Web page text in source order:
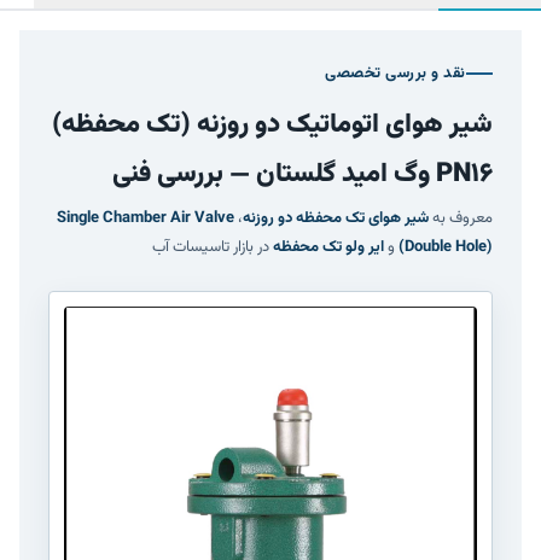
نقد و بررسی تخصصی
شیر هوای اتوماتیک دو روزنه (تک محفظه)
PN16 وگ امید گلستان — بررسی فنی
معروف بهشیر هوای تک محفظه دو روزنه، Single Chamber Air Valve
(Double Hole) وایر ولو تک محفظهدر بازار تاسیسات آب